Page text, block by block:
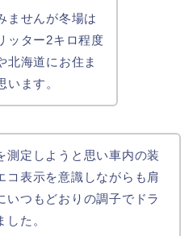
ませんが冬場は
ッター2キロ程度
北海道にお住ま
ます。
測定しようと思い車内の装
コ表示を意識しながらも肩
いつもどおりの調子でドラ
した。